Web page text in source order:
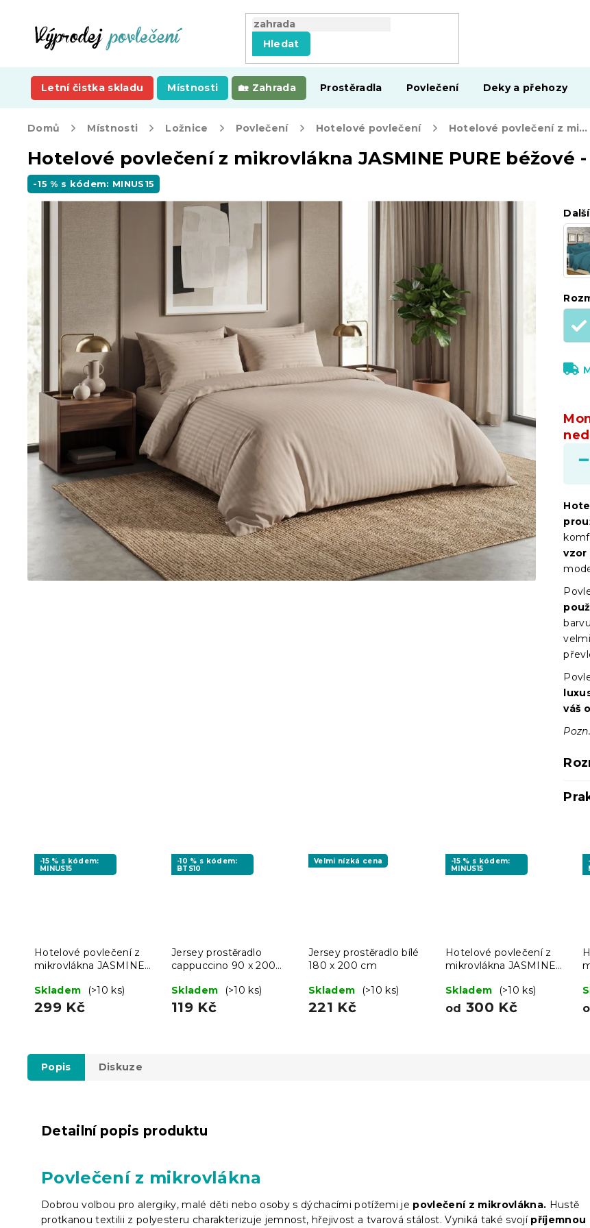
Hledat
Letní čistka skladu Místnosti Zahrada Prostěradla Povlečení Deky a přehozy
Domů Místnosti Ložnice Povlečení Hotelové povlečení Hotelové povlečení z mikrovlákna JASMINE PURE béžové - proužek 1 cm
Hotelové povlečení z mikrovlákna JASMINE PURE béžové
-15 % s kódem: MINUS15
vzor
váš
-15 % s kódem:
MINUS15
Hotelové povlečení z
mikrovlákna JASMINE
proužek 1 cm
Skladem (>10 ks)
299 Kč
-10 % s kódem:
BTS10
Jersey prostěradlo
cappuccino 90 x 200
Skladem
(>10 ks)
119 Kč
Velmi nízká cena
Jersey prostěradlo bílé
180 x 200 cm
Skladem
(>10 ks)
221 Kč
-15 % s kódem:
MINUS15
Hotelové povlečení z
mikrovlákna JASMINE
Skladem
(>10 ks)
od 300 Kč
Popis Diskuze
Detailní popis produktu
Povlečení z mikrovlákna
Dobrou volbou pro alergiky, malé děti nebo osoby s dýchacími potížemi je povlečení z mikrovlákna. Hustě
protkanou textilii z polyesteru charakterizuje jemnost, hřejivost a tvarová stálost. Vyniká také svojí příjemnou